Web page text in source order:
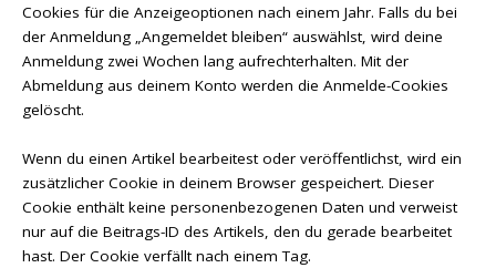
Cookies für die Anzeigeoptionen nach einem Jahr. Falls du bei
der Anmeldung „Angemeldet bleiben“ auswählst, wird deine
Anmeldung zwei Wochen lang aufrechterhalten. Mit der
Abmeldung aus deinem Konto werden die Anmelde-Cookies
gelöscht.
Wenn du einen Artikel bearbeitest oder veröffentlichst, wird ein
zusätzlicher Cookie in deinem Browser gespeichert. Dieser
Cookie enthält keine personenbezogenen Daten und verweist
nur auf die Beitrags-ID des Artikels, den du gerade bearbeitet
hast. Der Cookie verfällt nach einem Tag.